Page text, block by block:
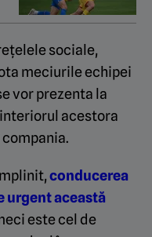
sociale,
meciurile echipei
vor prezenta la
acestora
conducerea
urgent această
este cel de